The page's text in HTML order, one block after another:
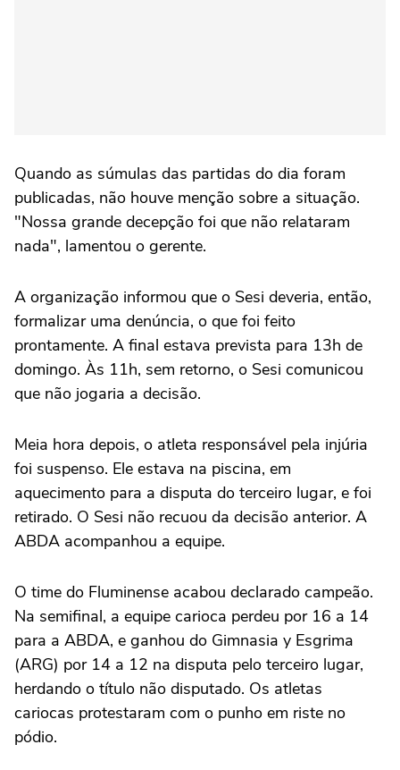
Quando as súmulas das partidas do dia foram
publicadas, não houve menção sobre a situação.
"Nossa grande decepção foi que não relataram
nada", lamentou o gerente.
A organização informou que o Sesi deveria, então,
formalizar uma denúncia, o que foi feito
prontamente. A final estava prevista para 13h de
domingo. Às 11h, sem retorno, o Sesi comunicou
que não jogaria a decisão.
Meia hora depois, o atleta responsável pela injúria
foi suspenso. Ele estava na piscina, em
aquecimento para a disputa do terceiro lugar, e foi
retirado. O Sesi não recuou da decisão anterior. A
ABDA acompanhou a equipe.
O time do Fluminense acabou declarado campeão.
Na semifinal, a equipe carioca perdeu por 16 a 14
para a ABDA, e ganhou do Gimnasia y Esgrima
(ARG) por 14 a 12 na disputa pelo terceiro lugar,
herdando o título não disputado. Os atletas
cariocas protestaram com o punho em riste no
pódio.